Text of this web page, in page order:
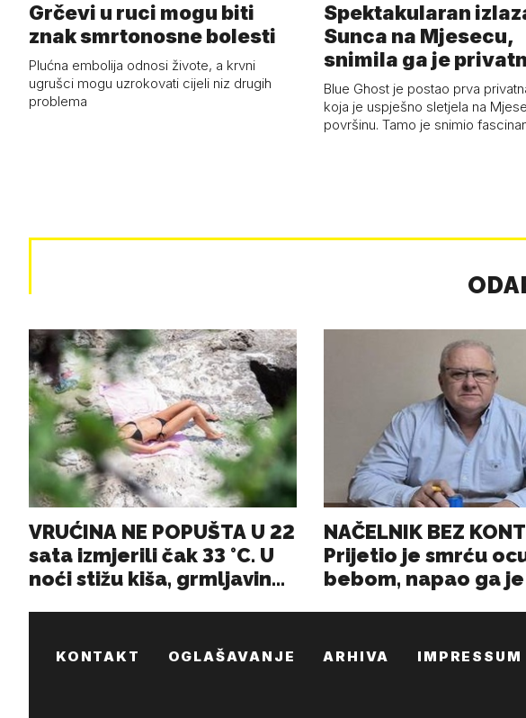
Grčevi u ruci mogu biti
znak smrtonosne bolesti
Plućna embolija odnosi živote, a krvni
ugrušci mogu uzrokovati cijeli niz drugih
problema
Spektakularan
Sunca na Mjesecu,
snimila ga je
letjelica - 'Pla…
Blue Ghost je postao prva
koja je uspješno sletjela na
površinu. Tamo je snimio
KONTAKT OGLAŠAVANJE ARHIVA IMPRESSUM